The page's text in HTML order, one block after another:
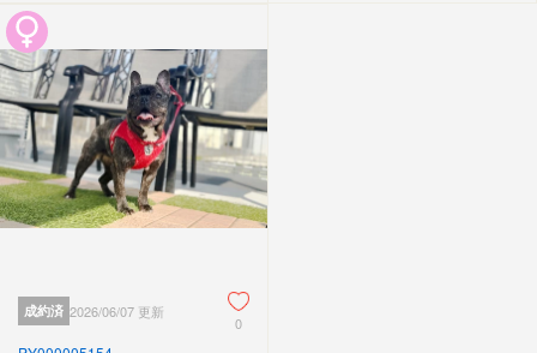
成約済 2026/06/07 更新
0